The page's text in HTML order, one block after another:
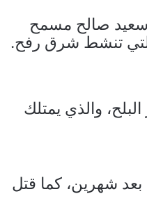
سعيد صالح مسمح
التي تنشط شرق رفح.
والذي يمتلك
2024، ما أدى إلى وفاته بعد شهرين، كما قتل